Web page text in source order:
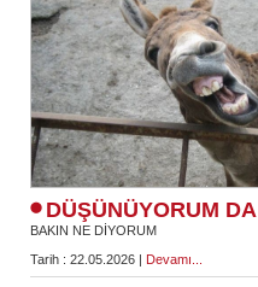
DÜŞÜNÜYORUM DA
BAKIN NE DİYORUM
Tarih : 22.05.2026 | Devamı...